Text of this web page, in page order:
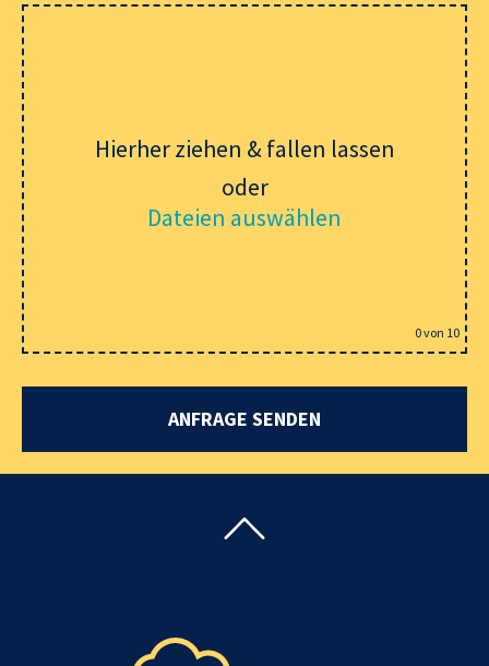
Hierher ziehen & fallen lassen
oder
Dateien auswählen
0von 10